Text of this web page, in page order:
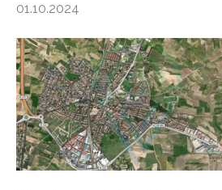
01.10.2024